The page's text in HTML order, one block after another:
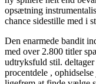
opsætning
chance sidestille med i
Den enarmede bandit
med over 2.800 titler
udtryksfuld stil.
procentdele ,